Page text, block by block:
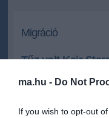
ma.hu - Do Not
If you wish to opt-out
Migráció
Tűz volt Keir
londoni házában
hétfőn Keir Starmer brit